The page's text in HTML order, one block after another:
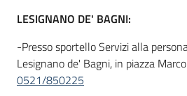
LESIGNANO DE' BAGNI:
-Presso sportello Servizi alla
Lesignano de' Bagni, in piazza
0521/850225